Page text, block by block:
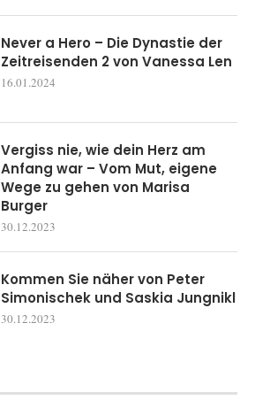
Never a Hero – Die Dynastie der
Zeitreisenden 2 von Vanessa Len
16.01.2024
Vergiss nie, wie dein Herz am
Anfang war – Vom Mut, eigene
Wege zu gehen von Marisa
Burger
30.12.2023
Kommen Sie näher von Peter
Simonischek und Saskia Jungnikl
30.12.2023